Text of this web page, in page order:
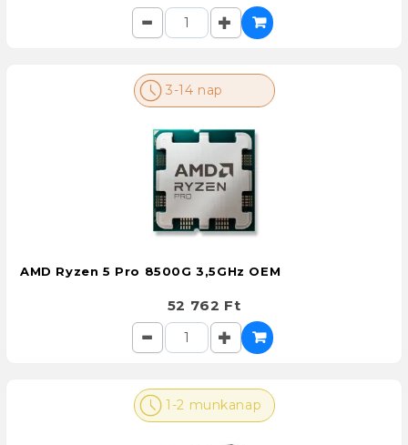
3-14 nap
AMD Ryzen 5 Pro 8500G 3,5GHz OEM
52 762 Ft
1-2 munkanap